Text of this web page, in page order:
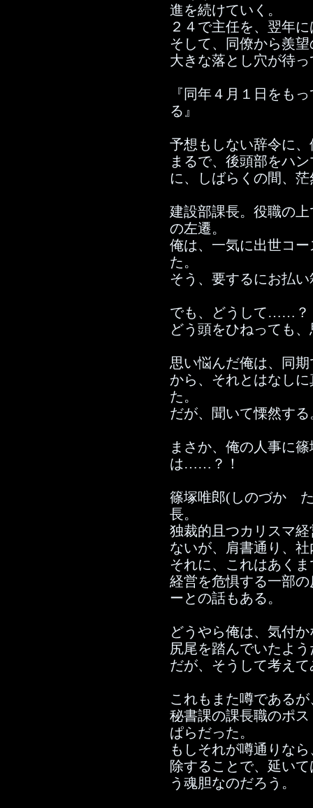
進を続けていく。
２４で主任を、翌年
そして、同僚から羨
大きな落とし穴が待
『同年４月１日をも
る』
予想もしない辞令に
まるで、後頭部をハ
に、しばらくの間、
建設部課長。役職の
の左遷。
俺は、一気に出世コ
た。
そう、要するにお払
でも、どうして……？
どう頭をひねっても
思い悩んだ俺は、同
から、それとはなし
た。
だが、聞いて慄然する
まさか、俺の人事に
は……？！
篠塚唯郎(しのづか
長。
独裁的且つカリスマ
ないが、肩書通り、
それに、これはあく
経営を危惧する一部
ーとの話もある。
どうやら俺は、気付
尻尾を踏んでいたよう
だが、そうして考え
これもまた噂である
秘書課の課長職のポ
ぱらだった。
もしそれが噂通りな
除することで、延い
う魂胆なのだろう。